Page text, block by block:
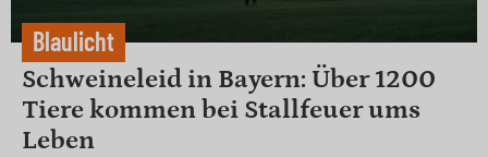
Blaulicht
Schweineleid in Bayern: Über 1200
Tiere kommen bei Stallfeuer ums
Leben